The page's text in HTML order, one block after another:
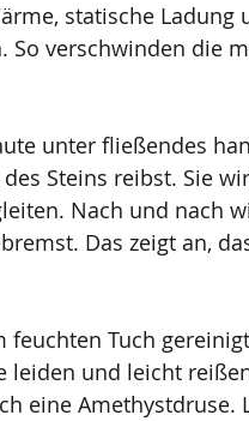
statische Ladung
verschwinden die
unter fließendes
Steins reibst. Sie
Nach und nach
Das zeigt an,
Tuch
leiden und leicht
eine Amethystdruse.